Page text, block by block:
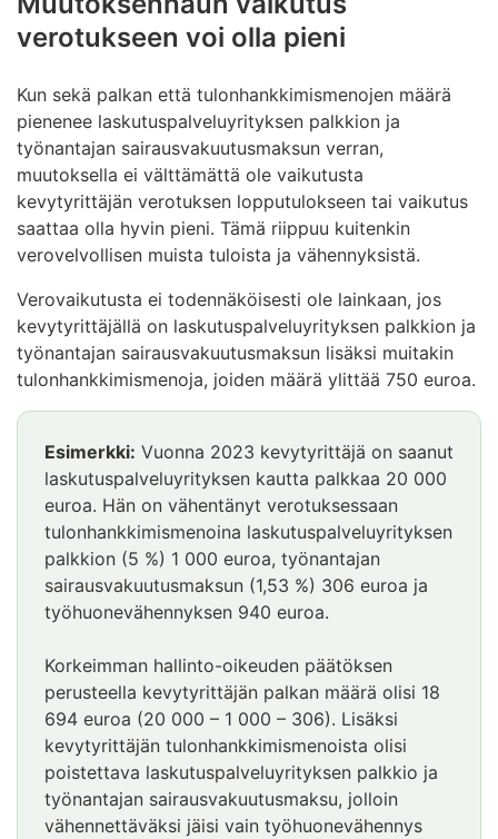
verotukseen voi olla pieni
Kun sekä palkan että tulonhankkimismenojen määrä
pienenee laskutuspalveluyrityksen palkkion ja
työnantajan sairausvakuutusmaksun verran,
muutoksella ei välttämättä ole vaikutusta
kevytyrittäjän verotuksen lopputulokseen tai vaikutus
saattaa olla hyvin pieni. Tämä riippuu kuitenkin
verovelvollisen muista tuloista ja vähennyksistä.
Verovaikutusta ei todennäköisesti ole lainkaan, jos
kevytyrittäjällä on laskutuspalveluyrityksen palkkion ja
työnantajan sairausvakuutusmaksun lisäksi muitakin
tulonhankkimismenoja, joiden määrä ylittää 750 euroa.
Esimerkki: Vuonna 2023 kevytyrittäjä on saanut
laskutuspalveluyrityksen kautta palkkaa 20 000
euroa. Hän on vähentänyt verotuksessaan
tulonhankkimismenoina laskutuspalveluyrityksen
palkkion (5 %) 1 000 euroa, työnantajan
sairausvakuutusmaksun (1,53 %) 306 euroa ja
työhuonevähennyksen 940 euroa.
Korkeimman hallinto-oikeuden päätöksen
perusteella kevytyrittäjän palkan määrä olisi 18
694 euroa (20 000 – 1 000 – 306). Lisäksi
kevytyrittäjän tulonhankkimismenoista olisi
poistettava laskutuspalveluyrityksen palkkio ja
työnantajan sairausvakuutusmaksu, jolloin
vähennettäväksi jäisi vain työhuonevähennys